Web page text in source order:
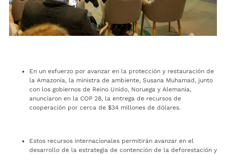
En un esfuerzo por avanzar en la protección y restauración de
la Amazonía, la ministra de ambiente, Susana Muhamad, junto
con los gobiernos de Reino Unido, Noruega y Alemania,
anunciaron en la COP 28, la entrega de recursos de
cooperación por cerca de $34 millones de dólares.
Estos recursos internacionales permitirán avanzar en el
desarrollo de la estrategia de contención de la deforestación y